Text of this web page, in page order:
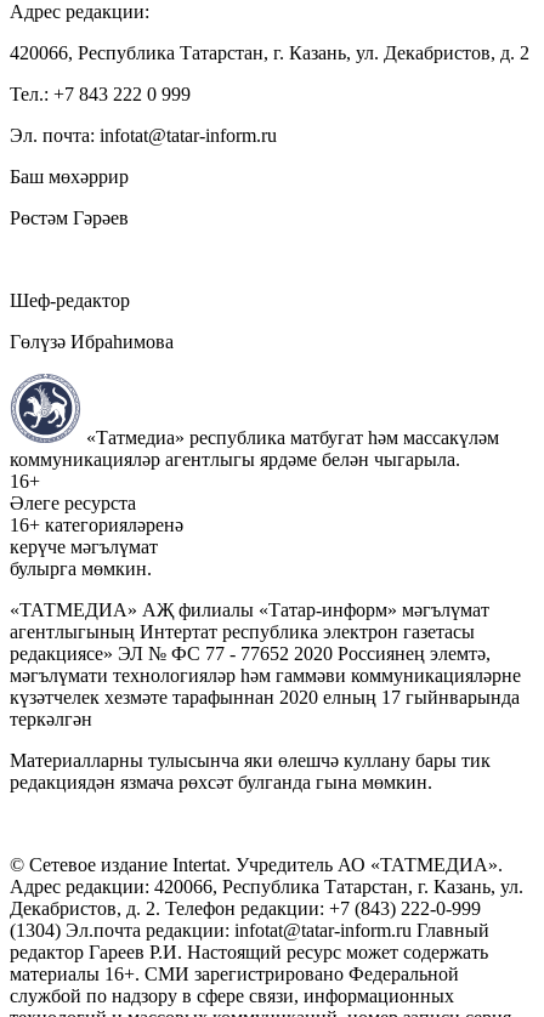
Адрес редакции:
420066, Республика Татарстан, г. Казань, ул. Декабристов, д. 2
Тел.: +7 843 222 0 999
Эл. почта: infotat@tatar-inform.ru
Баш мөхәррир
Рөстәм Гәрәев
Шеф-редактор
Гөлүзә Ибраһимова
«Татмедиа» республика матбугат һәм массакүләм
коммуникацияләр агентлыгы ярдәме белән чыгарыла.
16+
Әлеге ресурста
16+ категорияләренә
керүче мәгълүмат
булырга мөмкин.
«ТАТМЕДИА» АҖ филиалы «Татар-информ» мәгълүмат
агентлыгының Интертат республика электрон газетасы
редакциясе» ЭЛ № ФС 77 - 77652 2020 Россиянең элемтә,
мәгълүмати технологияләр һәм гаммәви коммуникацияләрне
күзәтчелек хезмәте тарафыннан 2020 елның 17 гыйнварында
теркәлгән
Материалларны тулысынча яки өлешчә куллану бары тик
редакциядән язмача рөхсәт булганда гына мөмкин.
© Сетевое издание Intertat. Учредитель АО «ТАТМЕДИА».
Адрес редакции: 420066, Республика Татарстан, г. Казань, ул.
Декабристов, д. 2. Телефон редакции: +7 (843) 222-0-999
(1304) Эл.почта редакции: infotat@tatar-inform.ru Главный
редактор Гареев Р.И. Настоящий ресурс может содержать
материалы 16+. СМИ зарегистрировано Федеральной
службой по надзору в сфере связи, информационных